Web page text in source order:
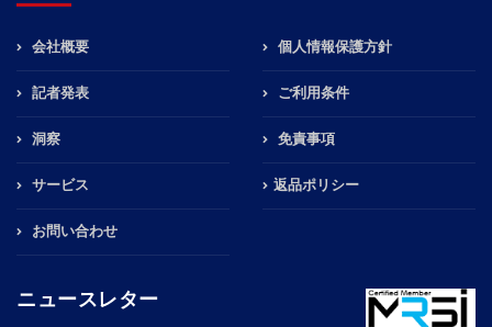
会社概要
記者発表
洞察
サービス
お問い合わせ
個人情報保護方針
ご利用条件
免責事項
返品ポリシー
ニュースレター